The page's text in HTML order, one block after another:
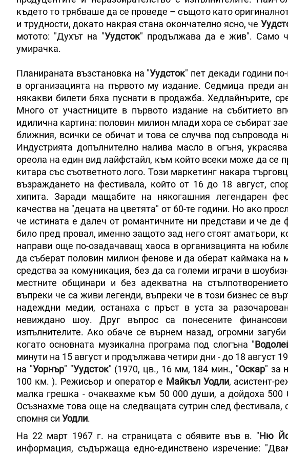
където то трябваше да се проведе – същото като
и трудности, докато накрая стана окончателно ясно, че
мотото: "Духът на "Уудсток" продължава да е жив". Само
умирачка.
Планираната възстановка на "Уудсток" пет декади години
в организацията на първото му издание. Седмица преди
някакви билети бяха пуснати в продажба. Хедлайнърите,
Много от участниците в първото издание на събитието
идилична картина: половин милион млади хора се събират
ближния, всички се обичат и това се случва под съпровода
Индустрията допълнително налива масло в огъня,
ореола на един вид лайфстайл, към който всеки може да се
китара със съответното лого. Този маркетинг накара
възраждането на фестивала, който от 16 до 18 август,
хипита. Заради мащабите на някогашния легендарен
качества на "децата на цветята" от 60-те години. Но ако
че истината е далеч от романтичните ни представи и че
било пред провал, именно защото зад него стоят аматьори,
направи още по-озадачаващ хаоса в организацията на
да съберат половин милион фенове и да оберат каймака на
средства за комуникация, без да са големи играчи в
местните общинари и без адекватна на
въпреки че са живи легенди, въпреки че в този бизнес се
надеждни медии, останаха с пръст в уста за
невиждано шоу. Друг въпрос са понесените
изпълнителите. Ако обаче се върнем назад, огромни
когато основната музикална програма под слогъна "
минути на 15 август и продължава четири дни - до 18 август
на "Уорнър" "Уудсток" (1970, цв., 16 мм, 184 мин., "Оскар" за
100 км. ). Режисьор и оператор е Майкъл Уодли, асистент-
малка грешка - очаквахме към 50 000 души, а дойдоха
Осъзнахме това още на следващата сутрин след
спомня си Уодли.
На 22 март 1967 г. на страницата с обявите във в. "Ню
информация, съдържаща едно-единствено изречение: